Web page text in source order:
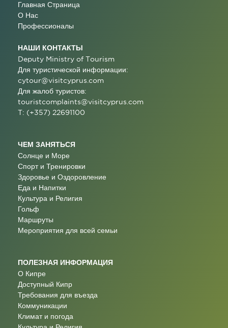
Главная Страница
О Нас
Профессионалы
НАШИ КОНТАКТЫ
Deputy Ministry of Tourism
Для туристической информации:
cytour@visitcyprus.com
Для жалоб туристов:
touristcomplaints@visitcyprus.com
T: (+357) 22691100
ЧЕМ ЗАНЯТЬСЯ
Солнце и Море
Спорт и Тренировки
Здоровье и Оздоровление
Еда и Напитки
Культура и Религия
Гольф
Маршруты
Мероприятия для всей семьи
ПОЛЕЗНАЯ ИНФОРМАЦИЯ
О Кипре
Доступный Кипр
Требования для въезда
Коммуникации
Климат и погода